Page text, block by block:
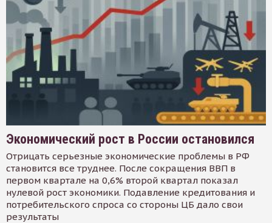
Экономический рост в России остановился
Отрицать серьезные экономические проблемы в РФ
становится все труднее. После сокращения ВВП в
первом квартале на 0,6% второй квартал показал
нулевой рост экономики. Подавление кредитования и
потребительского спроса со стороны ЦБ дало свои
результаты